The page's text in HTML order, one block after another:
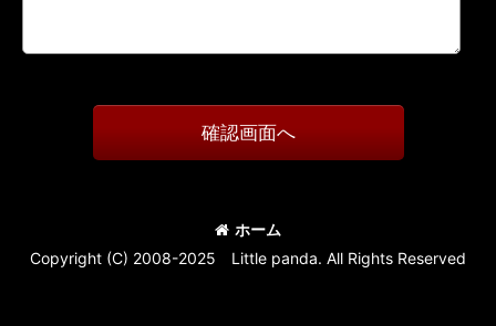
確認画面へ
ホーム
Copyright (C) 2008-2025 Little panda. All Rights Reserved